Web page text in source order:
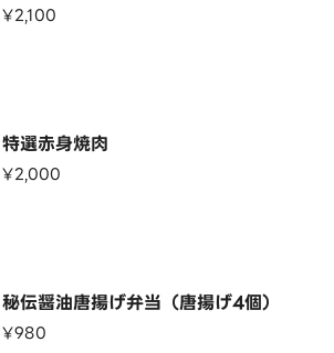
¥2,100
特選赤身焼肉
¥2,000
秘伝醤油唐揚げ弁当（唐揚げ4個）
¥980